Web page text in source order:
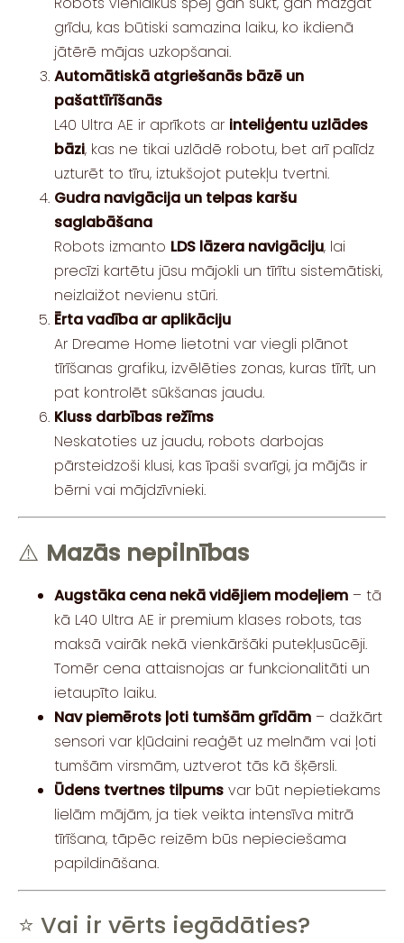
grīdu, kas būtiski samazina laiku, ko ikdienā
jātērē mājas uzkopšanai.
Automātiskā atgriešanās bāzē un
pašattīrīšanās
L40 Ultra AE ir aprīkots ar inteliģentu uzlādes
bāzi, kas ne tikai uzlādē robotu, bet arī palīdz
uzturēt to tīru, iztukšojot putekļu tvertni.
Gudra navigācija un telpas karšu
saglabāšana
Robots izmanto LDS lāzera navigāciju, lai
precīzi kartētu jūsu mājokli un tīrītu sistemātiski,
neizlaižot nevienu stūri.
Ērta vadība ar aplikāciju
Ar Dreame Home lietotni var viegli plānot
tīrīšanas grafiku, izvēlēties zonas, kuras tīrīt, un
pat kontrolēt sūkšanas jaudu.
Kluss darbības režīms
Neskatoties uz jaudu, robots darbojas
pārsteidzoši klusi, kas īpaši svarīgi, ja mājās ir
bērni vai mājdzīvnieki.
⚠️ Mazās nepilnības
Augstāka cena nekā vidējiem modeļiem – tā
kā L40 Ultra AE ir premium klases robots, tas
maksā vairāk nekā vienkāršāki putekļusūcēji.
Tomēr cena attaisnojas ar funkcionalitāti un
ietaupīto laiku.
Nav piemērots ļoti tumšām grīdām – dažkārt
sensori var kļūdaini reaģēt uz melnām vai ļoti
tumšām virsmām, uztverot tās kā šķērsli.
Ūdens tvertnes tilpums var būt nepietiekams
lielām mājām, ja tiek veikta intensīva mitrā
tīrīšana, tāpēc reizēm būs nepieciešama
papildināšana.
⭐ Vai ir vērts iegādāties?